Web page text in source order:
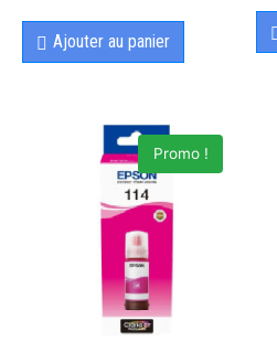
Ajouter au panier
Promo !